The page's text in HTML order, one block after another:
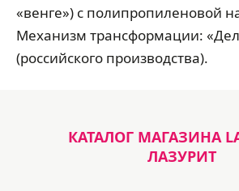
«венге») с полипропиленовой
Механизм трансформации:
(российского производства).
КАТАЛОГ МАГАЗИНА
ЛАЗУРИТ